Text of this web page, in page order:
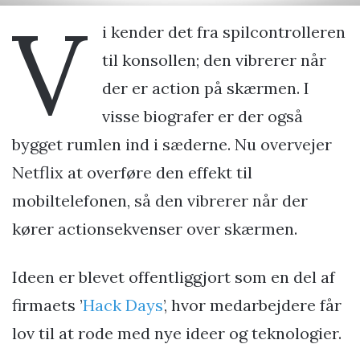
V
i kender det fra spilcontrolleren
til konsollen; den vibrerer når
der er action på skærmen. I
visse biografer er der også
bygget rumlen ind i sæderne. Nu overvejer
Netflix at overføre den effekt til
mobiltelefonen, så den vibrerer når der
kører actionsekvenser over skærmen.
Ideen er blevet offentliggjort som en del af
firmaets ’Hack Days’, hvor medarbejdere får
lov til at rode med nye ideer og teknologier.